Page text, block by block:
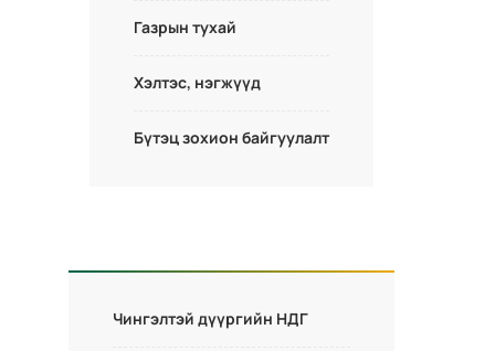
Газрын тухай
Хэлтэс, нэгжүүд
Бүтэц зохион байгуулалт
Чингэлтэй дүүргийн НДГ